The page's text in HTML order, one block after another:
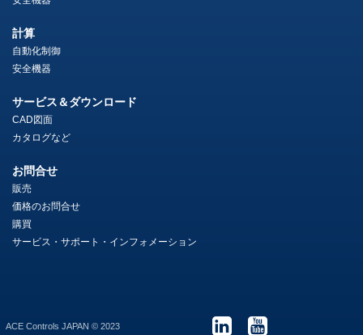
計算
自動化制御
安全機器
サービス＆ダウンロード
CAD図面
カタログなど
お問合せ
販売
価格のお問合せ
購買
サービス・サポート・インフォメーション
ACE Controls JAPAN © 2023